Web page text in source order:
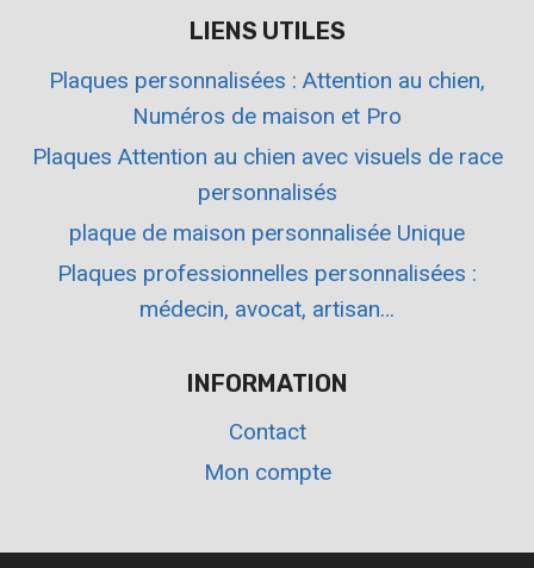
LIENS UTILES
Plaques personnalisées : Attention au chien,
Numéros de maison et Pro
Plaques Attention au chien avec visuels de race
personnalisés
plaque de maison personnalisée Unique
Plaques professionnelles personnalisées :
médecin, avocat, artisan…
INFORMATION
Contact
Mon compte